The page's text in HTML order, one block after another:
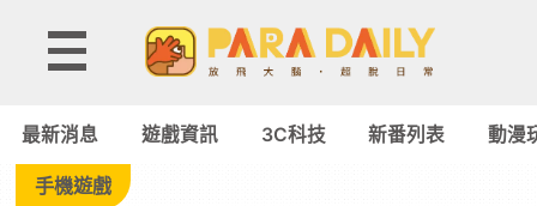
Tag:
-
最新消息 遊戲資訊 3C科技 新番列表 動漫
手機遊戲